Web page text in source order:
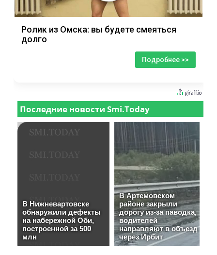
Ролик из Омска: вы будете смеяться
долго
Подробнее >>